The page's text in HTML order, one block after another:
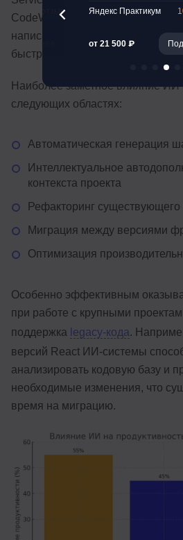
CodeWhisperer, тратят на 37%
написание стандартного
быстрее исправляют типичные
Наиболее заметное влияние ИИ
следующих областях:
Автоматическая генерация
Интеллектуальное
контекста проекта
Рефакторинг существующего
Миграция между версиями
Оптимизация
Особенно эффективным
при работе с крупными
поддержка legacy-кода.
версий React ИИ-системы
анализировать кодовую базу и
необходимые изменения, что
время на миграцию.
261 отзыв Яндекс Практикум
от 21 500 ₽